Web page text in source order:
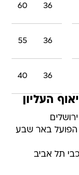
36
60
36
55
36
40
- הפועל באר שבע
מכבי תל אביב